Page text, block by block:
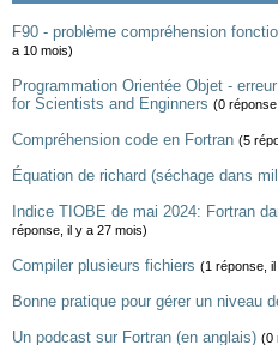
F90 - problème compréhension
a 10 mois)
Programmation Orientée Objet -
for Scientists and Enginners (0
Compréhension code en Fortran (5
Équation de richard (séchage dans
Indice TIOBE de mai 2024: Fortran
réponse, il y a 27 mois)
Compiler plusieurs fichiers (1 réponse,
Bonne pratique pour gérer un niveau
Un podcast sur Fortran (en anglais) (0